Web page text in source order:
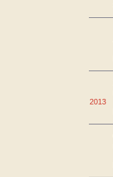
2013